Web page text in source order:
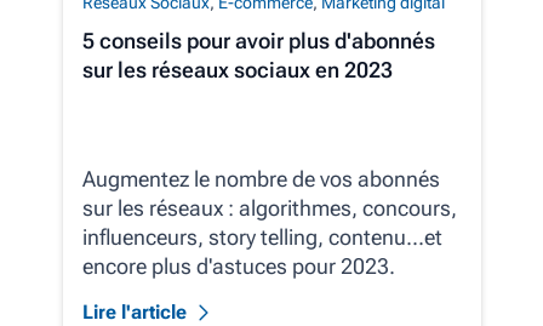
5 conseils pour avoir plus d'abonnés
sur les réseaux sociaux en 2023
Augmentez le nombre de vos abonnés
sur les réseaux : algorithmes, concours,
influenceurs, story telling, contenu...et
encore plus d'astuces pour 2023.
Lire l'article